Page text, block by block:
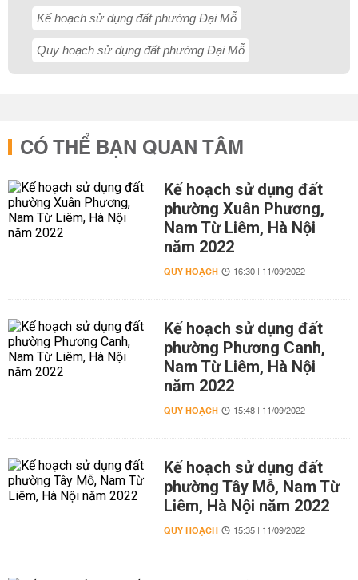
Kế hoạch sử dụng đất phường Đại Mỗ
Quy hoạch sử dụng đất phường Đại Mỗ
CÓ THỂ BẠN QUAN TÂM
Kế hoạch sử dụng đất
phường Xuân Phương,
Nam Từ Liêm, Hà Nội
năm 2022
QUY HOẠCH 16:30 | 11/09/2022
Kế hoạch sử dụng đất
phường Phương Canh,
Nam Từ Liêm, Hà Nội
năm 2022
QUY HOẠCH 15:48 | 11/09/2022
Kế hoạch sử dụng đất
phường Tây Mỗ, Nam Từ
Liêm, Hà Nội năm 2022
QUY HOẠCH 15:35 | 11/09/2022